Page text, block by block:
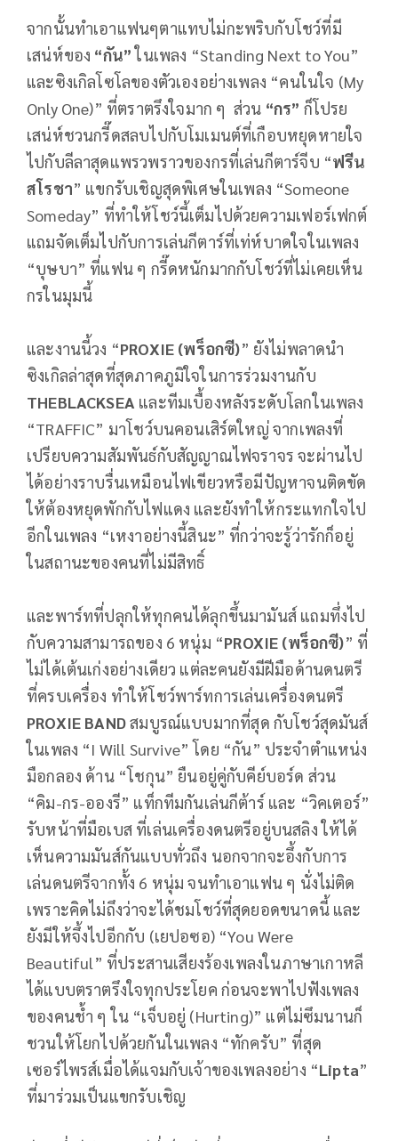
จากนั้นทำเอาแฟนๆตาแทบไม่กะพริบกับโชว์ที่มี
เสน่ห์ของ “กัน”ในเพลง “Standing Next to You”
และซิงเกิลโซโลของตัวเองอย่างเพลง “คนในใจ (My
Only One)” ที่ตราตรึงใจมาก ๆ ส่วน “กร” ก็โปรย
เสน่ห์ชวนกรี๊ดสลบไปกับโมเมนต์ที่เกือบหยุดหายใจ
ไปกับลีลาสุดแพรวพราวของกรที่เล่นกีตาร์จีบ “ฟรีน
สโรชา” แขกรับเชิญสุดพิเศษในเพลง “Someone
Someday” ที่ทำให้โชว์นี้เต็มไปด้วยความเฟอร์เฟกต์
แถมจัดเต็มไปกับการเล่นกีตาร์ที่เท่ห์บาดใจในเพลง
“บุษบา” ที่แฟน ๆ กรี๊ดหนักมากกับโชว์ที่ไม่เคยเห็น
กรในมุมนี้
และงานนี้วง “PROXIE (พร็อกซี)” ยังไม่พลาดนำ
ซิงเกิลล่าสุดที่สุดภาคภูมิใจในการร่วมงานกับ
THEBLACKSEA และทีมเบื้องหลังระดับโลกในเพลง
“TRAFFIC” มาโชว์บนคอนเสิร์ตใหญ่ จากเพลงที่
เปรียบความสัมพันธ์กับสัญญาณไฟจราจร จะผ่านไป
ได้อย่างราบรื่นเหมือนไฟเขียวหรือมีปัญหาจนติดขัด
ให้ต้องหยุดพักกับไฟแดง และยังทำให้กระแทกใจไป
อีกในเพลง “เหงาอย่างนี้สินะ” ที่กว่าจะรู้ว่ารักก็อยู่
ในสถานะของคนที่ไม่มีสิทธิ์
และพาร์ทที่ปลุกให้ทุกคนได้ลุกขึ้นมามันส์ แถมทึ่งไป
กับความสามารถของ 6 หนุ่ม “PROXIE (พร็อกซี)” ที่
ไม่ได้เต้นเก่งอย่างเดียว แต่ละคนยังมีฝีมือด้านดนตรี
ที่ครบเครื่อง ทำให้โชว์พาร์ทการเล่นเครื่องดนตรี
PROXIE BANDสมบูรณ์แบบมากที่สุด กับโชว์สุดมันส์
ในเพลง “I Will Survive” โดย “กัน” ประจำตำแหน่ง
มือกลอง ด้าน “โชกุน” ยืนอยู่คู่กับคีย์บอร์ด ส่วน
“คิม-กร-อองรี” แท็กทีมกันเล่นกีต้าร์ และ “วิคเตอร์”
รับหน้าที่มือเบส ที่เล่นเครื่องดนตรีอยู่บนสลิง ให้ได้
เห็นความมันส์กันแบบทั่วถึง นอกจากจะอึ้งกับการ
เล่นดนตรีจากทั้ง 6 หนุ่ม จนทำเอาแฟน ๆ นั่งไม่ติด
เพราะคิดไม่ถึงว่าจะได้ชมโชว์ที่สุดยอดขนาดนี้ และ
ยังมีให้จึ้งไปอีกกับ (เยปอซอ) “You Were
Beautiful” ที่ประสานเสียงร้องเพลงในภาษาเกาหลี
ได้แบบตราตรึงใจทุกประโยค ก่อนจะพาไปฟังเพลง
ของคนช้ำ ๆ ใน “เจ็บอยู่ (Hurting)” แต่ไม่ซึมนานก็
ชวนให้โยกไปด้วยกันในเพลง “ทักครับ” ที่สุด
เซอร์ไพรส์เมื่อได้แจมกับเจ้าของเพลงอย่าง “Lipta”
ที่มาร่วมเป็นแขกรับเชิญ